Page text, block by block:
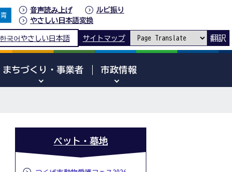
音声読み上げ
ルビ振り
やさしい日本語変換
한국어 やさしい日本語 サイトマップ 翻訳
まちづくり・事業者 市政情報
ペット・墓地